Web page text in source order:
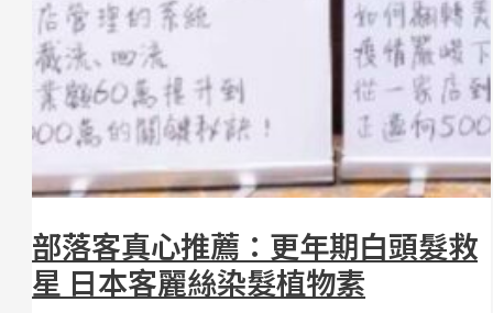
部落客真心推薦：更年期白頭髮救
星 日本客麗絲染髮植物素